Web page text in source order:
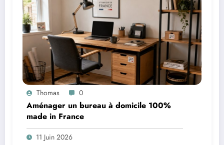
Thomas 0
Aménager un bureau à domicile 100%
made in France
11 Juin 2026